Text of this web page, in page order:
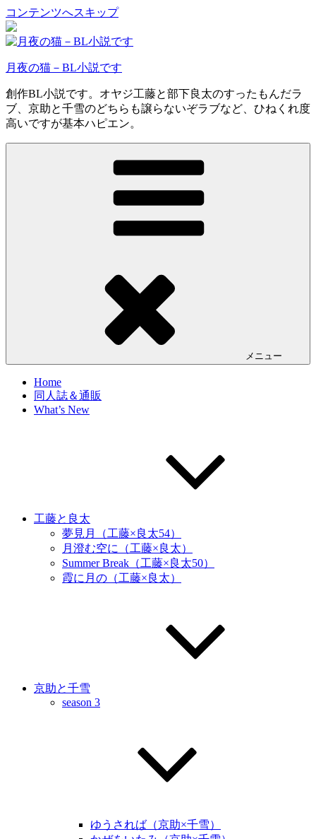
コンテンツへスキップ
月夜の猫－BL小説です
創作BL小説です。オヤジ工藤と部下良太のすったもんだラ
ブ、京助と千雪のどちらも譲らないぞラブなど、ひねくれ度
高いですが基本ハピエン。
メニュー
Home
同人誌＆通販
What’s New
工藤と良太
夢見月（工藤×良太54）
月澄む空に（工藤×良太）
Summer Break（工藤×良太50）
霞に月の（工藤×良太）
京助と千雪
season 3
ゆうされば（京助×千雪）